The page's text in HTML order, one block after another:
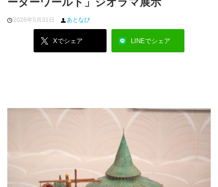
2026年5月31日 あとなび
Xでシェア LINEでシェア